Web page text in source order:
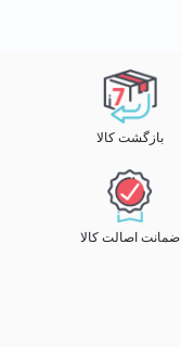
بازگشت کالا
ضمانت اصالت کالا